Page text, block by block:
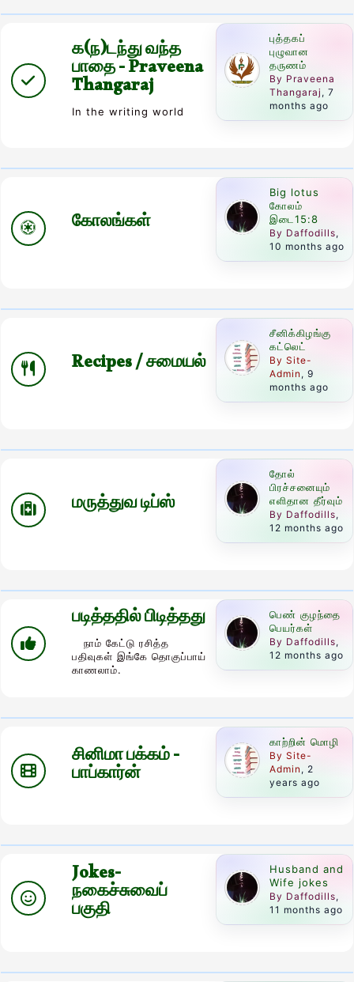
க(ந)டந்து வந்த
பாதை - Praveena
Thangaraj
In the writing world
புத்தகப்
புழுவான
தருணம்
By Praveena
Thangaraj , 7
months ago
கோலங்கள்
Big lotus
கோலம்
இடை15:8
By Daffodills,
10 months ago
Recipes / சமையல்
சீனிக்கிழங்கு
கட்லெட்
By Site-
Admin, 9
months ago
மருத்துவ டிப்ஸ்
தோல்
பிரச்சனையும்
எளிதான தீர்வும்
By Daffodills,
12 months ago
படித்ததில் பிடித்தது
நாம் கேட்டு ரசித்த
பதிவுகள் இங்கே தொகுப்பாய்
காணலாம்.
பெண் குழந்தை
பெயர்கள்
By Daffodills,
12 months ago
சினிமா பக்கம் -
பாப்கார்ன்
காற்றின் மொழி
By Site-
Admin, 2
years ago
Jokes-
நகைச்சுவைப்
பகுதி
Husband and
Wife jokes
By Daffodills,
11 months ago